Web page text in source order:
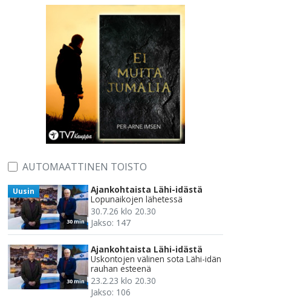
AUTOMAATTINEN TOISTO
30 min
Uusin
Ajankohtaista Lähi-idästä
Lopunaikojen lähetessä
30.7.26 klo 20.30
Jakso: 147
30 min
Ajankohtaista Lähi-idästä
Uskontojen välinen sota Lähi-idän
rauhan esteenä
23.2.23 klo 20.30
Jakso: 106